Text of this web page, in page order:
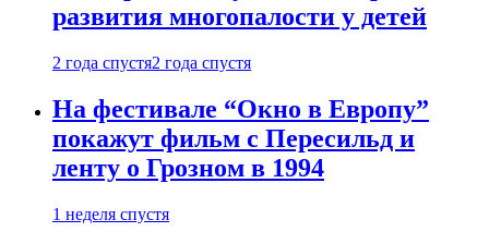
развития многопалости у детей
2 года спустя2 года спустя
На фестивале “Окно в Европу”
покажут фильм с Пересильд и
ленту о Грозном в 1994
1 неделя спустя